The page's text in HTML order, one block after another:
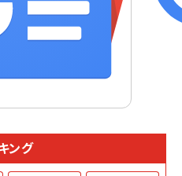
ング